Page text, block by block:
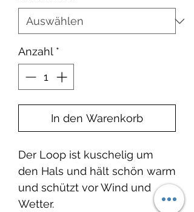
Anzahl *
In den Warenkorb
Der Loop ist kuschelig um
den Hals und hält schön warm
und schützt vor Wind und
Wetter.